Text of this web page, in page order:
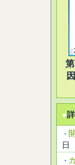
●
・
日
・